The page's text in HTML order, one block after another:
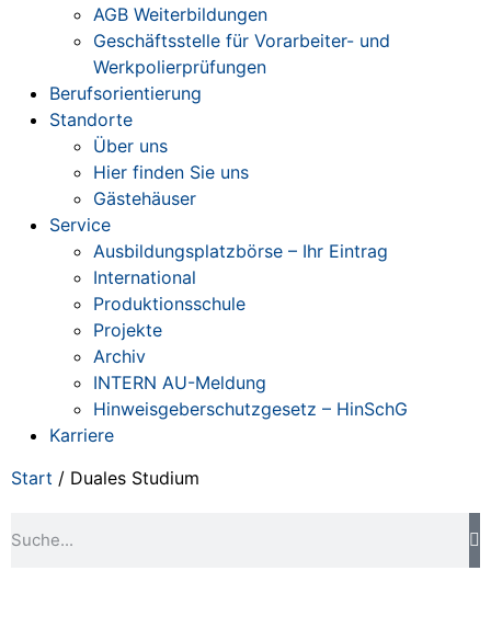
AGB Weiterbildungen
Geschäftsstelle für Vorarbeiter- und
Werkpolierprüfungen
Berufsorientierung
Standorte
Über uns
Hier finden Sie uns
Gästehäuser
Service
Ausbildungsplatzbörse – Ihr Eintrag
International
Produktionsschule
Projekte
Archiv
INTERN AU-Meldung
Hinweisgeberschutzgesetz – HinSchG
Karriere
Start / Duales Studium